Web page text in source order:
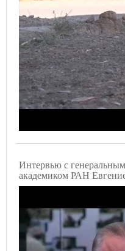
Интервью с
академиком РАН